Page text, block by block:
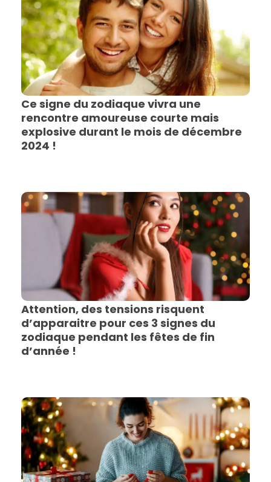
Ce signe du zodiaque vivra une
rencontre amoureuse courte mais
explosive durant le mois de décembre
2024 !
Attention, des tensions risquent
d’apparaitre pour ces 3 signes du
zodiaque pendant les fêtes de fin
d’année !